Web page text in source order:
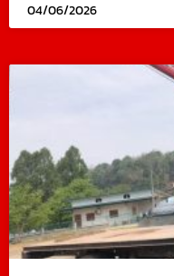
04/06/2026